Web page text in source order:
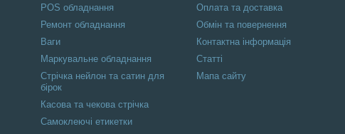
POS обладнання
Ремонт обладнання
Ваги
Маркувальне обладнання
Стрічка нейлон та сатин для
бірок
Касова та чекова стрічка
Самоклеючі етикетки
Оплата та доставка
Обмін та повернення
Контактна інформація
Статті
Мапа сайту